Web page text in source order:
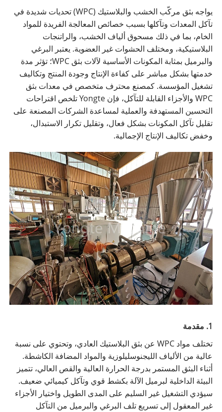
يواجه بثق مركّب الخشب والبلاستيك (WPC) تحديات شديدة في
تآكل المعدات وتآكلها بسبب خصائص المعالجة الفريدة للمواد
الخام، بما في ذلك مسحوق ألياف الخشب، والراتنجات
البلاستيكية، ومختلف الحشوات غير العضوية. يعتبر البرغي
والبرميل بمثابة المكونات الأساسية لآلات بثق WPC؛ تؤثر مدة
خدمتها بشكل مباشر على كفاءة الإنتاج وجودة المنتج وتكاليف
تشغيل المؤسسة. كمصنع محترف متخصص في معدات بثق
WPC والأجزاء القابلة للتآكل، فإن Yongte تلخص اقتراحات
التحسين المستهدفة والعملية لمساعدة الشركات المصنعة على
تقليل تآكل المكونات بشكل فعال، وتقليل تكرار الاستبدال،
وخفض تكاليف الإنتاج الإجمالية.
1. مقدمة
تختلف مواد WPC عن بثق البلاستيك العادي، وتحتوي على نسبة
عالية من الألياف الليجنوسليلوزية والمواد المضافة الكاشطة.
أثناء البثق المستمر بدرجة الحرارة العالية والقص العالي، تتميز
البيئة الداخلية لبرميل الآلة بكشط قوي وتآكل كيميائي ضعيف.
سيؤدي التشغيل غير السليم على المدى الطويل واختيار الأجزاء
غير المعقول إلى تسريع تلف البرغي والبرميل من التآكل